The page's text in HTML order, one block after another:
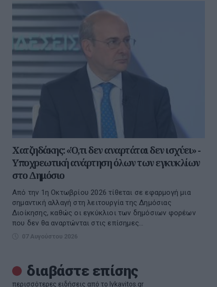
Χατζηδάκης: «Ό,τι δεν αναρτάται δεν ισχύει» -
Υποχρεωτική ανάρτηση όλων των εγκυκλίων
στο Δημόσιο
Από την 1η Οκτωβρίου 2026 τίθεται σε εφαρμογή μια
σημαντική αλλαγή στη λειτουργία της Δημόσιας
Διοίκησης, καθώς οι εγκύκλιοι των δημόσιων φορέων
που δεν θα αναρτώνται στις επίσημες...
07 Αυγούστου 2026
διαβάστε επίσης
περισσότερες ειδήσεις από το lykavitos.gr